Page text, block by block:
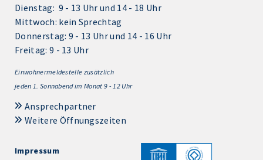
Dienstag: 9 - 13 Uhr und 14 - 18 Uhr
Mittwoch: kein Sprechtag
Donnerstag: 9 - 13 Uhr und 14 - 16 Uhr
Freitag: 9 - 13 Uhr
Einwohnermeldestelle zusätzlich
jeden 1. Sonnabend im Monat 9 - 12 Uhr
Ansprechpartner
Weitere Öffnungszeiten
Impressum